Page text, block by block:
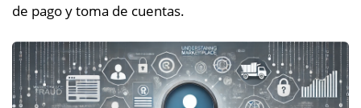
de pago y toma de cuentas.